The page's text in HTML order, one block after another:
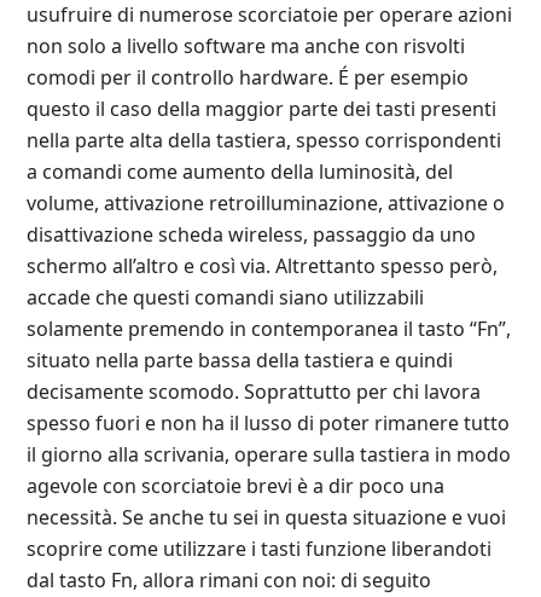
usufruire di numerose scorciatoie per operare azioni
non solo a livello software ma anche con risvolti
comodi per il controllo hardware. É per esempio
questo il caso della maggior parte dei tasti presenti
nella parte alta della tastiera, spesso corrispondenti
a comandi come aumento della luminosità, del
volume, attivazione retroilluminazione, attivazione o
disattivazione scheda wireless, passaggio da uno
schermo all’altro e così via. Altrettanto spesso però,
accade che questi comandi siano utilizzabili
solamente premendo in contemporanea il tasto “Fn”,
situato nella parte bassa della tastiera e quindi
decisamente scomodo. Soprattutto per chi lavora
spesso fuori e non ha il lusso di poter rimanere tutto
il giorno alla scrivania, operare sulla tastiera in modo
agevole con scorciatoie brevi è a dir poco una
necessità. Se anche tu sei in questa situazione e vuoi
scoprire come utilizzare i tasti funzione liberandoti
dal tasto Fn, allora rimani con noi: di seguito